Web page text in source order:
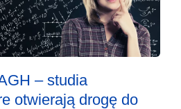
– studia
otwierają drogę do